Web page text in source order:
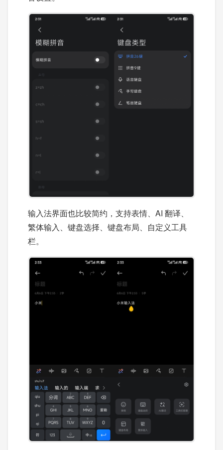
输入法界面也比较简约，支持表情、AI 翻译、
繁体输入、键盘选择、键盘布局、自定义工具
栏。